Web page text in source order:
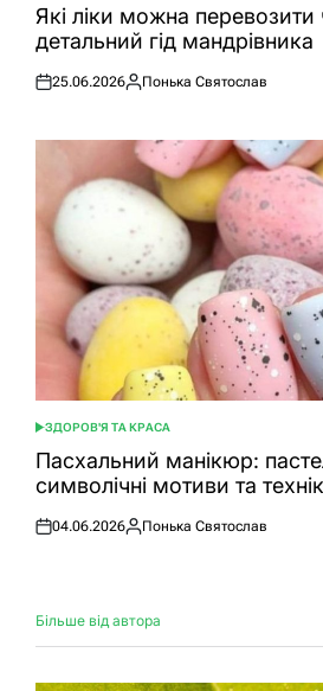
УЯкі ліки можна
детальний гід мандрівника
Оприлюднено
25.06.2026
Опубліковано
Понька Святослав
ОПУБЛІКУВАТИ
У
ЗДОРОВ'Я ТА КРАСА
Пасхальний манікюр:
символічні мотиви та
Оприлюднено
04.06.2026
Опубліковано
Понька Святослав
Більше від автора